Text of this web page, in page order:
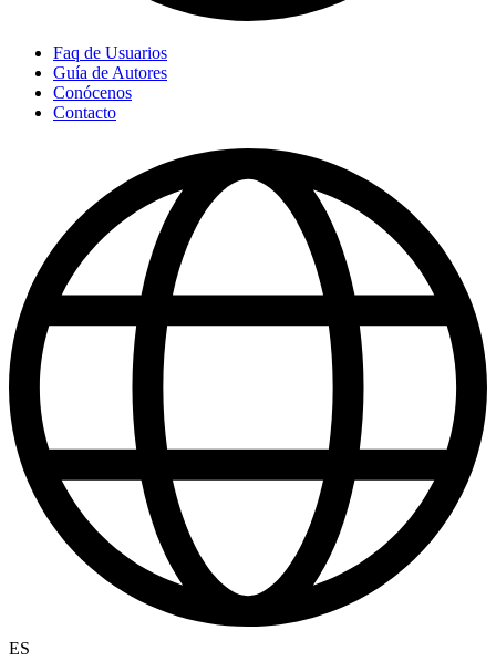
Faq de Usuarios
Guía de Autores
Conócenos
Contacto
ES